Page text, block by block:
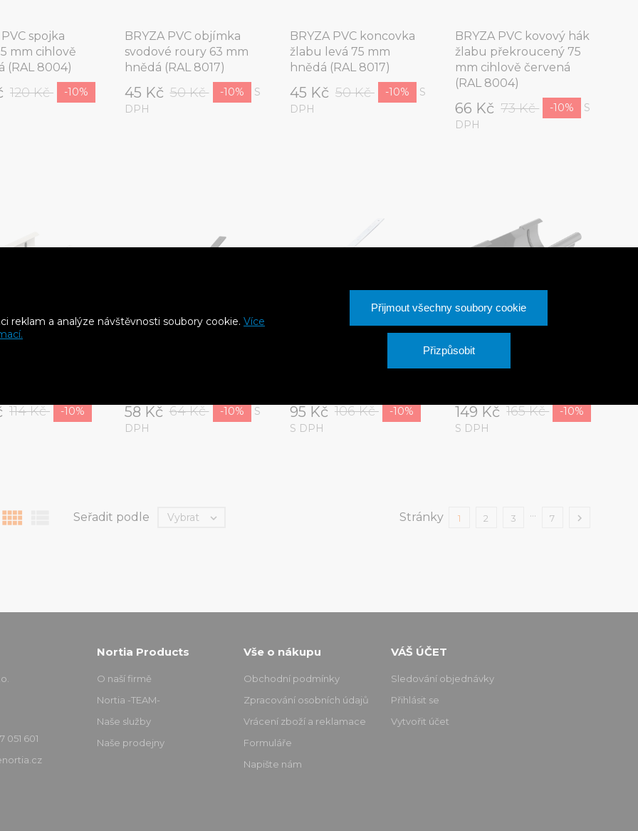
reklam a analýze návštěvnosti soubory cookie. Více
Přijmout všechny soubory cookie
Přizpůsobit
spojka
mm cihlově
(RAL 8004)
120 Kč
-10%
BRYZA PVC objímka
svodové roury 63 mm
hnědá (RAL 8017)
45 Kč 50 Kč -10%
S
DPH
BRYZA PVC koncovka
žlabu levá 75 mm
hnědá (RAL 8017)
45 Kč 50 Kč -10%
S
DPH
BRYZA PVC kovový hák
žlabu překroucený 75
mm cihlově červená
(RAL 8004)
66 Kč 73 Kč -10%
S
DPH
114 Kč
-10%
58 Kč 64 Kč -10%
S
DPH
BRYZA PVC kovový hák
žlabu s kloubem 75 mm
95 Kč 106 Kč
-10%
S DPH
BRYZA PVC kotlík 75/63
mm grafitová (RAL
149 Kč 165 Kč
-10%
S DPH
 Seřadit podle Vybrat  Stránky 1 2 3 … 7 
051 601
Nortia Products
O naší firmě
Nortia -TEAM-
Naše služby
Naše prodejny
Vše o nákupu
Obchodní podmínky
Zpracování osobních údajů
Vrácení zboží a reklamace
Formuláře
Napište nám
VÁŠ ÚČET
Sledování objednávky
Přihlásit se
Vytvořit účet